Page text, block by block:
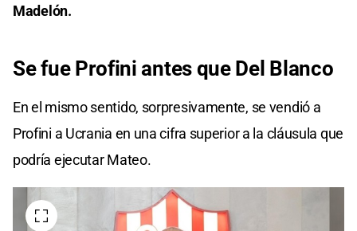
Madelón.
Se fue Profini antes que Del Blanco
En el mismo sentido, sorpresivamente, se vendió a
Profini a Ucrania en una cifra superior a la cláusula que
podría ejecutar Mateo.